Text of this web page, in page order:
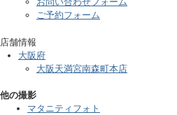
ご予約フォーム
店舗情報
大阪府
大阪天満宮南森町本店
他の撮影
マタニティフォト